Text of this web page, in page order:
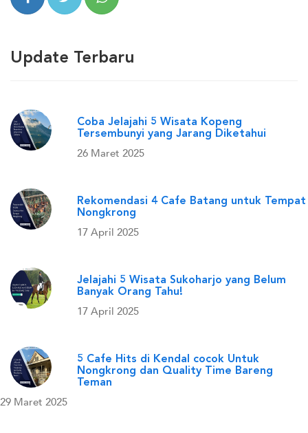
Update Terbaru
Coba Jelajahi 5 Wisata Kopeng
Tersembunyi yang Jarang Diketahui
26 Maret 2025
Rekomendasi 4 Cafe Batang untuk Tempat
Nongkrong
17 April 2025
Jelajahi 5 Wisata Sukoharjo yang Belum
Banyak Orang Tahu!
17 April 2025
5 Cafe Hits di Kendal cocok Untuk
Nongkrong dan Quality Time Bareng
Teman
29 Maret 2025